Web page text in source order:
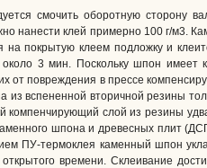
смочить оборотную сторону
нанести клей примерно 100 г/м3.
покрытую клеем подложку и
3 мин. Поскольку шпон имеет
от повреждения в прессе
из вспененной вторичной резины
компенчирующий слой из резины
шпона и древесных плит
ПУ-термоклея каменный шпон
времени. Склеивание